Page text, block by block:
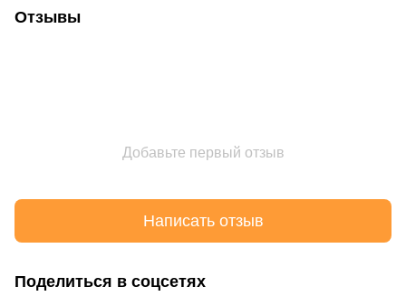
Отзывы
Добавьте первый отзыв
Написать отзыв
Поделиться в соцсетях